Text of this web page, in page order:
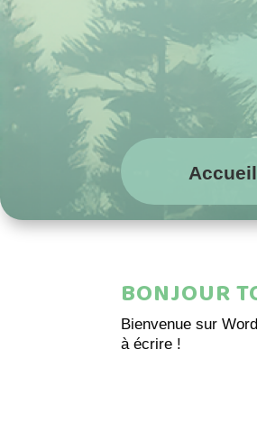
Accueil
BONJOUR
Bienvenue sur
à écrire !